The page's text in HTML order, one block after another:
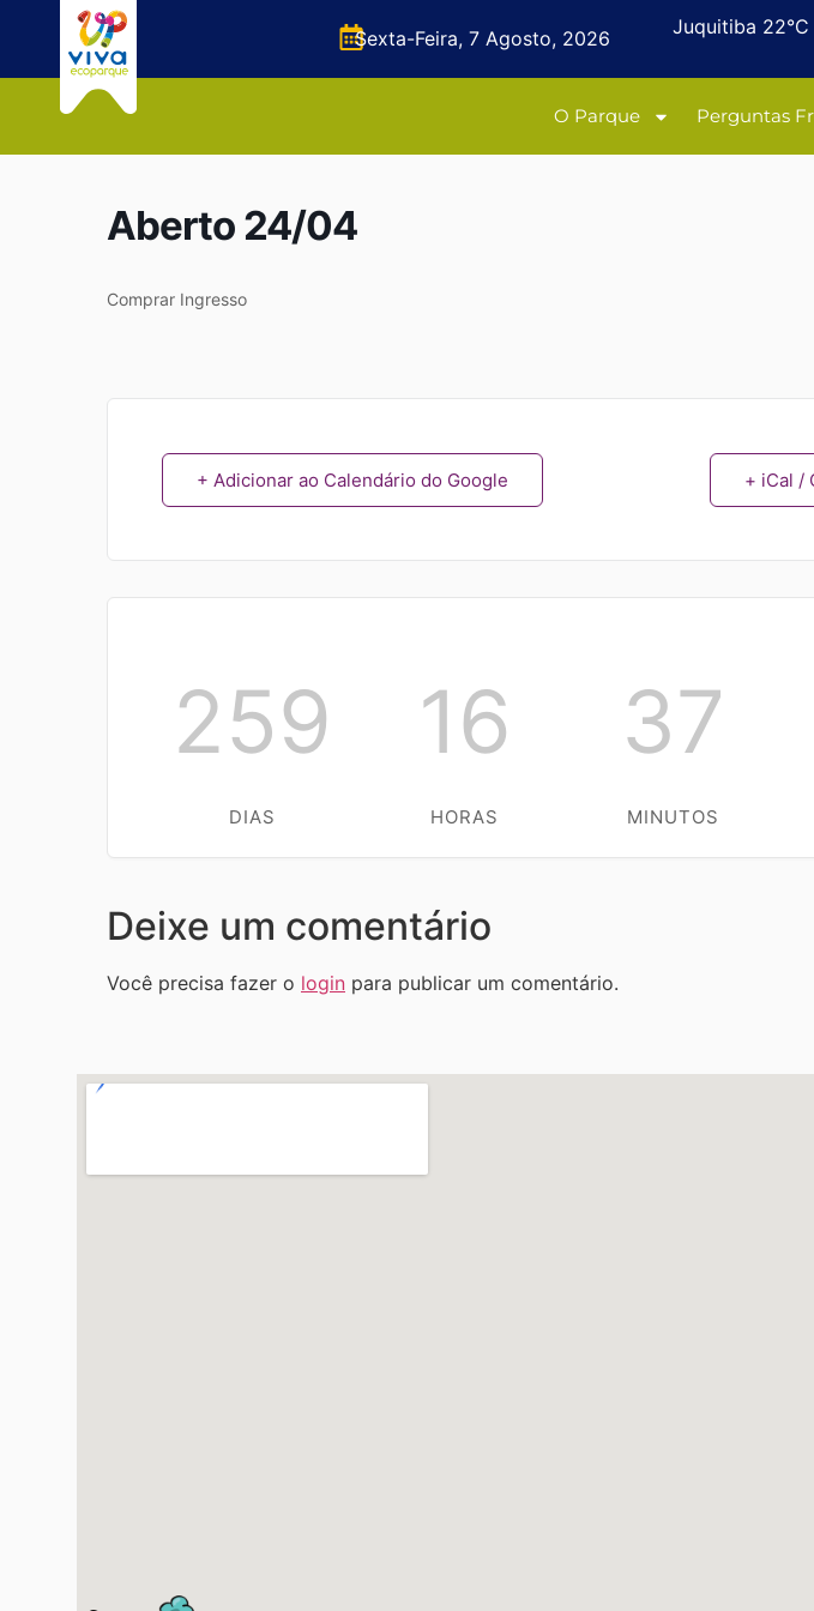
Sexta-Feira, 7 Agosto, 2026 Juquitiba 22°C
O Parque Perguntas
Aberto 24/04
Comprar Ingresso
+ Adicionar ao Calendário do Google + iCal /
259
DIAS
16
HORAS
37
MINUTOS
Deixe um comentário
Você precisa fazer o login para publicar um comentário.